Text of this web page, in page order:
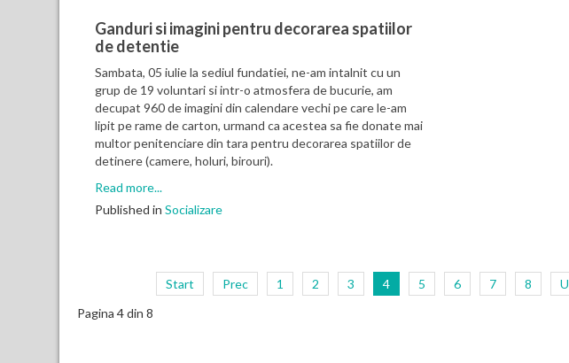
Ganduri si imagini pentru decorarea spatiilor
de detentie
Sambata, 05 iulie la sediul fundatiei, ne-am intalnit cu un
grup de 19 voluntari si intr-o atmosfera de bucurie, am
decupat 960 de imagini din calendare vechi pe care le-am
lipit pe rame de carton, urmand ca acestea sa fie donate mai
multor penitenciare din tara pentru decorarea spatiilor de
detinere (camere, holuri, birouri).
Read more...
Published in Socializare
Start Prec 1 2 3 4 5 6 7 8
Pagina 4 din 8